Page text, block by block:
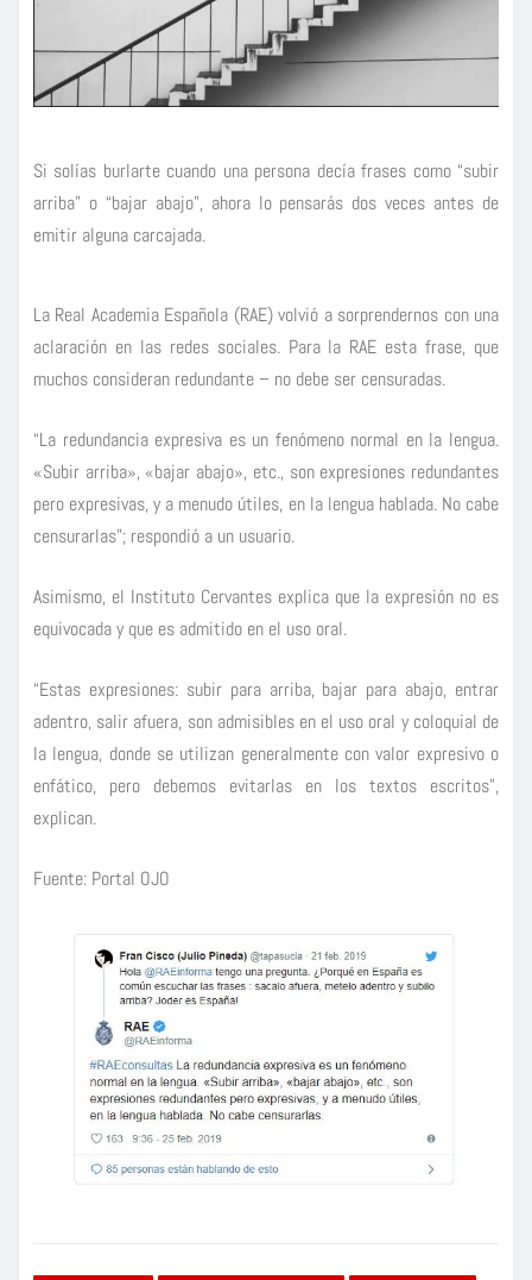
Si solías burlarte cuando una persona decía frases como “subir
arriba” o “bajar abajo”, ahora lo pensarás dos veces antes de
emitir alguna carcajada.
La Real Academia Española (RAE) volvió a sorprendernos con una
aclaración en las redes sociales. Para la RAE esta frase, que
muchos consideran redundante – no debe ser censuradas.
“La redundancia expresiva es un fenómeno normal en la lengua.
«Subir arriba», «bajar abajo», etc., son expresiones redundantes
pero expresivas, y a menudo útiles, en la lengua hablada. No cabe
censurarlas”; respondió a un usuario.
Asimismo, el Instituto Cervantes explica que la expresión no es
equivocada y que es admitido en el uso oral.
“Estas expresiones: subir para arriba, bajar para abajo, entrar
adentro, salir afuera, son admisibles en el uso oral y coloquial de
la lengua, donde se utilizan generalmente con valor expresivo o
enfático, pero debemos evitarlas en los textos escritos”,
explican.
Fuente: Portal OJO